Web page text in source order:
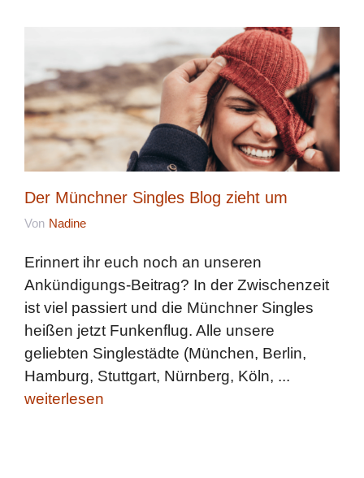
Der Münchner Singles Blog zieht um
Von Nadine
Erinnert ihr euch noch an unseren
Ankündigungs-Beitrag? In der Zwischenzeit
ist viel passiert und die Münchner Singles
heißen jetzt Funkenflug. Alle unsere
geliebten Singlestädte (München, Berlin,
Hamburg, Stuttgart, Nürnberg, Köln, ...
weiterlesen